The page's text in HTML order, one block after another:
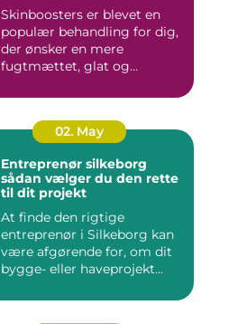
Skinboosters er blevet en
populær behandling for dig,
der ønsker en mere
fugtmættet, glat og
02. May
Entreprenør silkeborg
sådan vælger du den rette
til dit projekt
At finde den rigtige
entreprenør i Silkeborg kan
være afgørende for, om dit
bygge- eller haveprojekt...